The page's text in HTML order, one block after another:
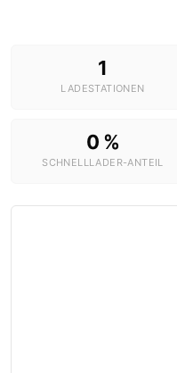
1
LADESTATIONEN
0 %
SCHNELLLADER-ANTEIL